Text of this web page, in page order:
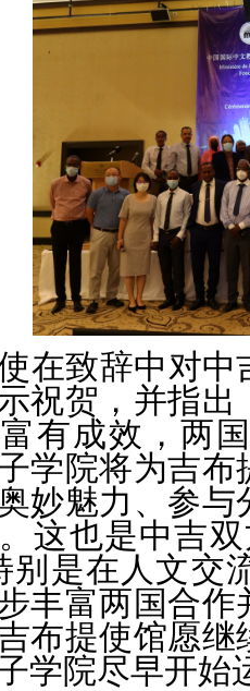
在致辞中对
祝贺，并指
有成效，两
学院将为吉
妙魅力、参
这也是中吉
别是在人文交
丰富两国合
布提使馆愿
学院尽早开始